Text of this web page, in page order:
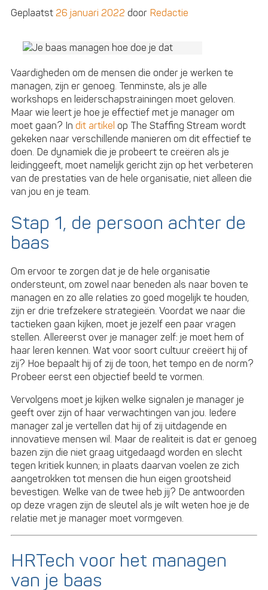
volgens
Geplaatst 26 januari 2022 door Redactie
Vaardigheden om de mensen die onder je werken te
managen, zijn er genoeg. Tenminste, als je alle
workshops en leiderschapstrainingen moet geloven.
Maar wie leert je hoe je effectief met je manager om
moet gaan? Indit artikel op The Staffing Stream wordt
gekeken naar verschillende manieren om dit effectief te
doen. De dynamiek die je probeert te creëren als je
leidinggeeft, moet namelijk gericht zijn op het verbeteren
van de prestaties van de hele organisatie, niet alleen die
van jou en je team.
Stap 1, de persoon achter de
baas
Om ervoor te zorgen dat je de hele organisatie
ondersteunt, om zowel naar beneden als naar boven te
managen en zo alle relaties zo goed mogelijk te houden,
zijn er drie trefzekere strategieën. Voordat we naar die
tactieken gaan kijken, moet je jezelf een paar vragen
stellen. Allereerst over je manager zelf: je moet hem of
haar leren kennen. Wat voor soort cultuur creëert hij of
zij? Hoe bepaalt hij of zij de toon, het tempo en de norm?
Probeer eerst een objectief beeld te vormen.
Vervolgens moet je kijken welke signalen je manager je
geeft over zijn of haar verwachtingen van jou. Iedere
manager zal je vertellen dat hij of zij uitdagende en
innovatieve mensen wil. Maar de realiteit is dat er genoeg
bazen zijn die niet graag uitgedaagd worden en slecht
tegen kritiek kunnen; in plaats daarvan voelen ze zich
aangetrokken tot mensen die hun eigen grootsheid
bevestigen. Welke van de twee heb jij? De antwoorden
op deze vragen zijn de sleutel als je wilt weten hoe je de
relatie met je manager moet vormgeven.
HRTech voor het managen
van je baas